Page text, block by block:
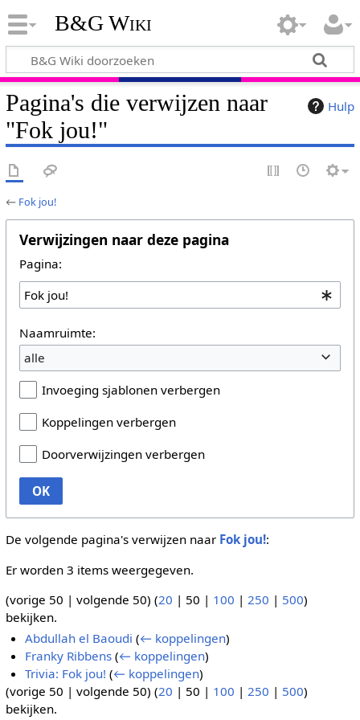
B&G Wiki
Hulp
Pagina's die verwijzen naar
"Fok jou!"
← Fok jou!
Verwijzingen naar deze pagina
Pagina:
Naamruimte:
alle
Invoeging sjablonen verbergen
Koppelingen verbergen
Doorverwijzingen verbergen
OK
De volgende pagina's verwijzen naar Fok jou!:
Er worden 3 items weergegeven.
(vorige 50 | volgende 50) (20 | 50 | 100 | 250 | 500)
bekijken.
Abdullah el Baoudi (← koppelingen)
Franky Ribbens (← koppelingen)
Trivia: Fok jou! (← koppelingen)
(vorige 50 | volgende 50) (20 | 50 | 100 | 250 | 500)
bekijken.